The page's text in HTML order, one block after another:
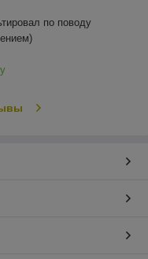
по поводу